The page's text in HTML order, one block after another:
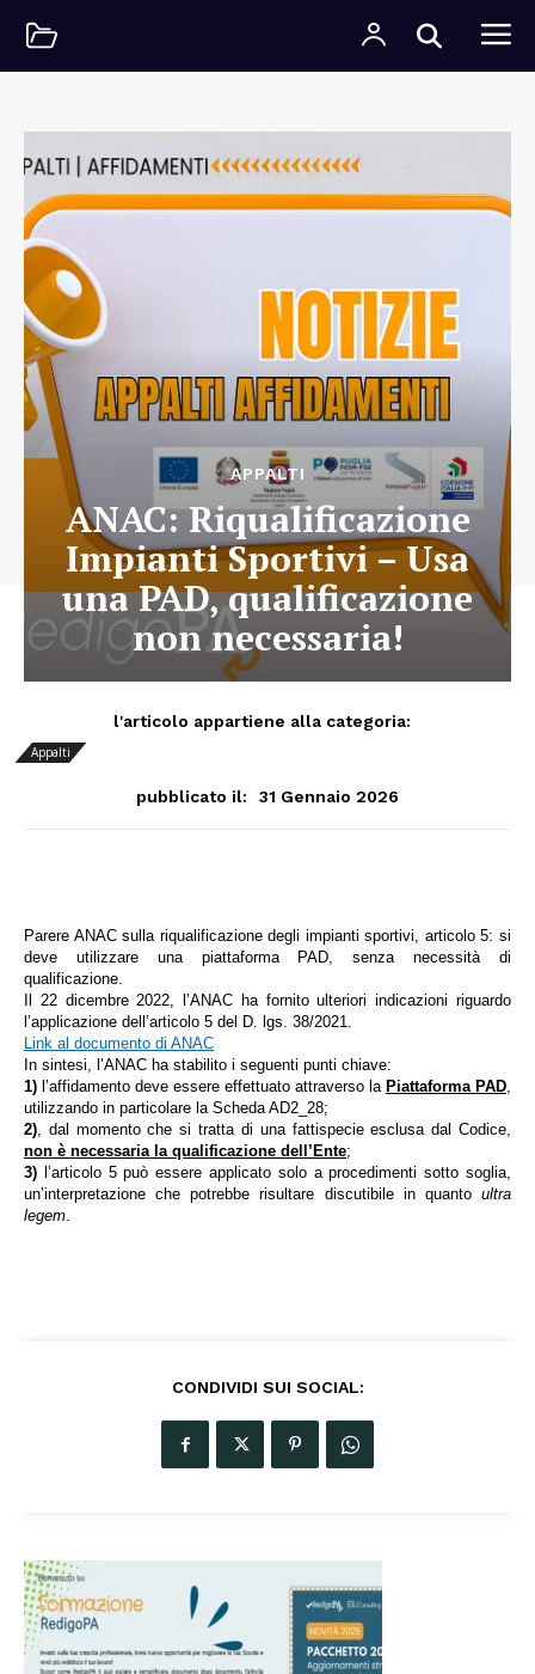
APPALTI
ANAC: Riqualificazione
Impianti Sportivi – Usa
una PAD, qualificazione
non necessaria!
l'articolo appartiene alla categoria:
Appalti
pubblicato il: 31 Gennaio 2026
Parere ANAC sulla riqualificazione degli impianti sportivi, articolo 5: si
deve utilizzare una piattaforma PAD, senza necessità di
qualificazione.
Il 22 dicembre 2022, l’ANAC ha fornito ulteriori indicazioni riguardo
l’applicazione dell’articolo 5 del D. lgs. 38/2021.
Link al documento di ANAC
In sintesi, l’ANAC ha stabilito i seguenti punti chiave:
1) l’affidamento deve essere effettuato attraverso la Piattaforma PAD,
utilizzando in particolare la Scheda AD2_28;
2), dal momento che si tratta di una fattispecie esclusa dal Codice,
non è necessaria la qualificazione dell’Ente;
3) l’articolo 5 può essere applicato solo a procedimenti sotto soglia,
un’interpretazione che potrebbe risultare discutibile in quanto ultra
legem.
CONDIVIDI SUI SOCIAL: